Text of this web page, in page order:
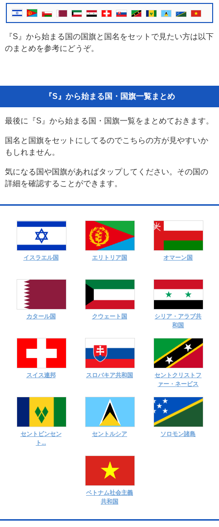
『S』から始まる国の国旗と国名をセットで見たい方は以下
のまとめを参考にどうぞ。
『S』から始まる国・国旗一覧まとめ
最後に『S』から始まる国・国旗一覧をまとめておきます。
国名と国旗をセットにしてるのでこちらの方が見やすいか
もしれません。
気になる国や国旗があればタップしてください。その国の
詳細を確認することができます。
イスラエル国 エリトリア国 オマーン国
カタール国 クウェート国
シリア・アラブ共
和国
スイス連邦 スロバキア共和国
セントクリストフ
ァー・ネービス
セントビンセン
ト...
セントルシア ソロモン諸島
ベトナム社会主義
共和国